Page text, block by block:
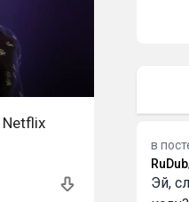
Netflix
в
Эй,